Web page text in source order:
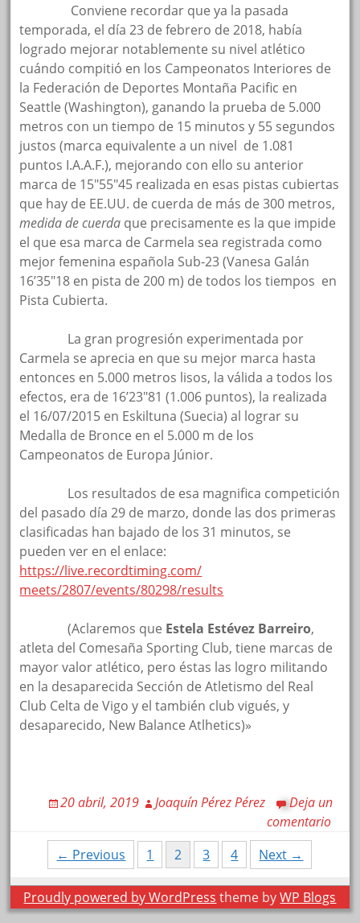
Conviene recordar que ya la pasada
temporada, el día 23 de febrero de 2018, había
logrado mejorar notablemente su nivel atlético
cuándo compitió en los Campeonatos Interiores de
la Federación de Deportes Montaña Pacific en
Seattle (Washington), ganando la prueba de 5.000
metros con un tiempo de 15 minutos y 55 segundos
justos (marca equivalente a un nivel de 1.081
puntos I.A.A.F.), mejorando con ello su anterior
marca de 15″55″45 realizada en esas pistas cubiertas
que hay de EE.UU. de cuerda de más de 300 metros,
medida de cuerda que precisamente es la que impide
el que esa marca de Carmela sea registrada como
mejor femenina española Sub-23 (Vanesa Galán
16’35″18 en pista de 200 m) de todos los tiempos en
Pista Cubierta.
La gran progresión experimentada por
Carmela se aprecia en que su mejor marca hasta
entonces en 5.000 metros lisos, la válida a todos los
efectos, era de 16’23″81 (1.006 puntos), la realizada
el 16/07/2015 en Eskiltuna (Suecia) al lograr su
Medalla de Bronce en el 5.000 m de los
Campeonatos de Europa Júnior.
Los resultados de esa magnifica competición
del pasado día 29 de marzo, donde las dos primeras
clasificadas han bajado de los 31 minutos, se
pueden ver en el enlace:
https://live.recordtiming.com/
meets/2807/events/80298/results
oooooo(Aclaremos que Estela Estévez Barreiro,
atleta del Comesaña Sporting Club, tiene marcas de
mayor valor atlético, pero éstas las logro militando
en la desaparecida Sección de Atletismo del Real
Club Celta de Vigo y el también club vigués, y
desaparecido, New Balance Atlhetics)»
20 abril, 2019 Joaquín Pérez Pérez
Deja un
comentario
Posts
navigation
← Previous 1 2 3 4 Next →
Proudly powered by WordPress theme byWP Blogs